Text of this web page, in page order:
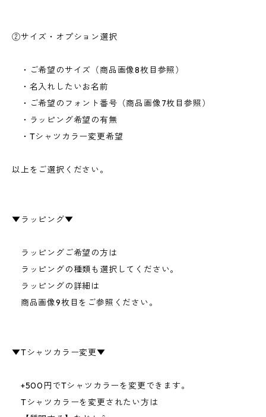
②サイズ・オプション選択
・ご希望のサイズ（商品画像8枚目参照）
・名入れしたいお名前
・ご希望のフォント番号（商品画像7枚目参照）
・ラッピング希望の有無
・Tシャツカラー変更希望
以上をご選択ください。
▼ラッピング▼
ラッピングご希望の方は
ラッピングの種類も選択してください。
ラッピングの詳細は
商品画像9枚目をご参照ください。
▼Tシャツカラー変更▼
+500円でTシャツカラーを変更できます。
Tシャツカラーを変更されたい方は